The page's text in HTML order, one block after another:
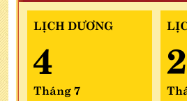
LỊCH DƯƠNG
4
Tháng 7